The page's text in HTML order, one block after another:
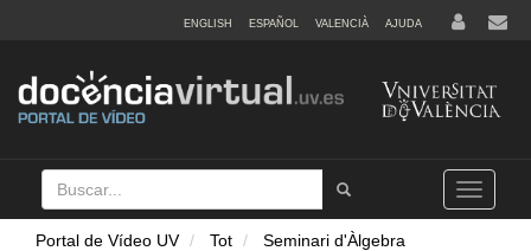
ENGLISH ESPAÑOL VALENCIÀ AJUDA
Buscar
Tramet
Toggle
navigation
Portal de Vídeo UV Tot
Seminari d'Àlgebra